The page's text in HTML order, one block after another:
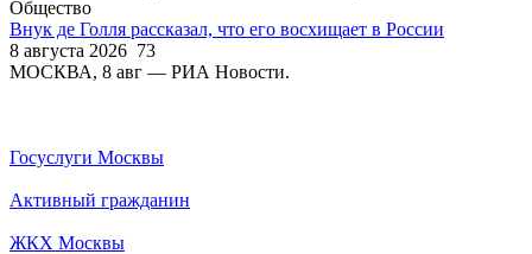
Общество
Внук де Голля рассказал, что его восхищает в России
8 августа 2026 73
МОСКВА, 8 авг — РИА Новости.
Госуслуги Москвы
Активный гражданин
ЖКХ Москвы